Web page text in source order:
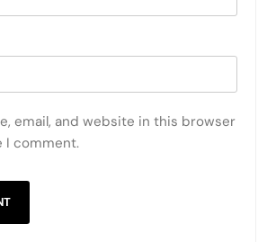
email, and website in this browser
I comment.